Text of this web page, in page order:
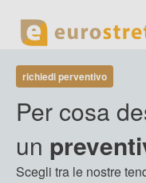
content
richiedi perventivo
Per cosa
un
Scegli tra le nostre